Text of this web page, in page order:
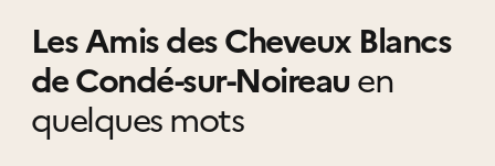
Les Amis des Cheveux Blancs
de Condé-sur-Noireauen
quelques mots